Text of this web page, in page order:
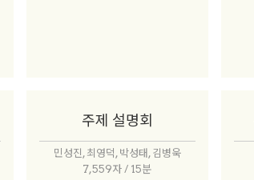
주제 설명회
민성진, 최영덕, 박성태, 김병욱
7,559자 / 15분